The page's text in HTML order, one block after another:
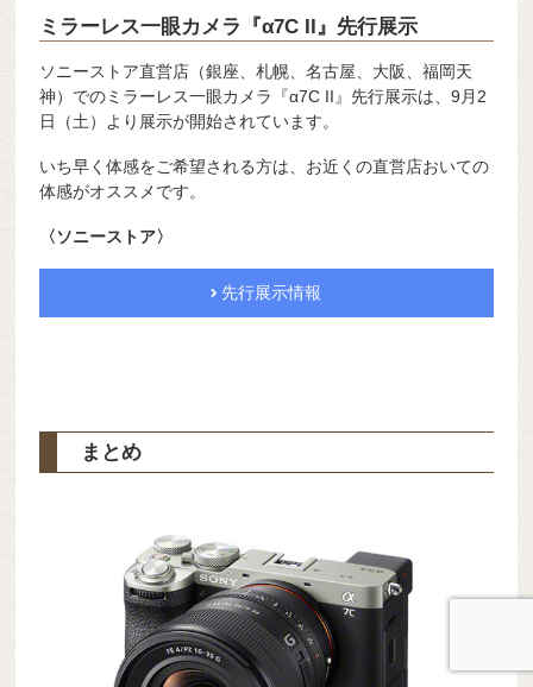
ミラーレス一眼カメラ『α7C II』先行展示
ソニーストア直営店（銀座、札幌、名古屋、大阪、福岡天
神）でのミラーレス一眼カメラ『α7C II』先行展示は、9月2
日（土）より展示が開始されています。
いち早く体感をご希望される方は、お近くの直営店おいての
体感がオススメです。
〈ソニーストア〉
先行展示情報
まとめ